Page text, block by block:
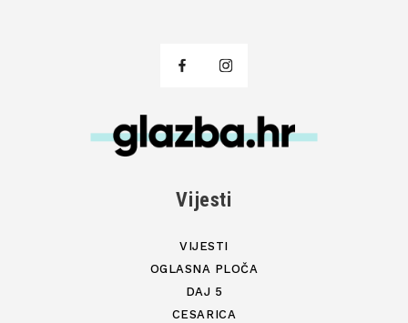
Vijesti
VIJESTI
OGLASNA PLOČA
DAJ 5
CESARICA